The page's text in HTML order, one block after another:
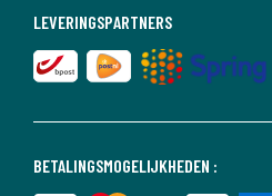
BETALINGSMOGELIJKHEDEN :
LEVERINGSPARTNERS